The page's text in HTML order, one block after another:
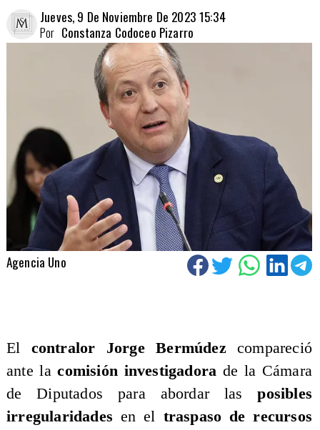
Jueves, 9 De Noviembre De 2023 15:34
Constanza Codoceo Pizarro
Por
Agencia Uno
El contralor Jorge Bermúdezcompareció
ante lacomisión investigadora de la Cámara
de Diputados para abordar lasposibles
irregularidades en el traspaso de recursos